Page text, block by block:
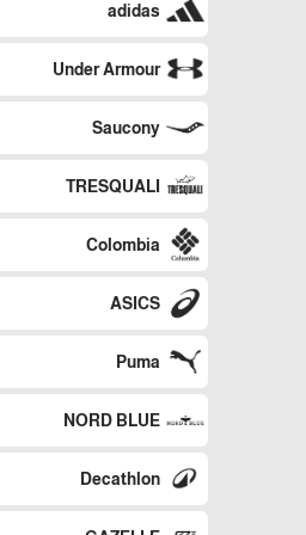
adidas
Under Armour
Saucony
TRESQUALI
Colombia
ASICS
Puma
NORD BLUE
Decathlon